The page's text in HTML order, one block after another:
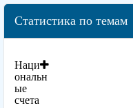
Статистика по темам
Наци
ональн
ые
счета